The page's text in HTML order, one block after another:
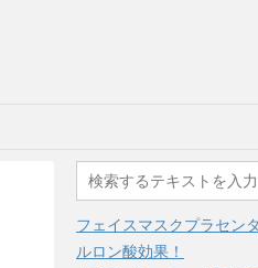
フェイスマスクプラセン
ルロン酸効果！